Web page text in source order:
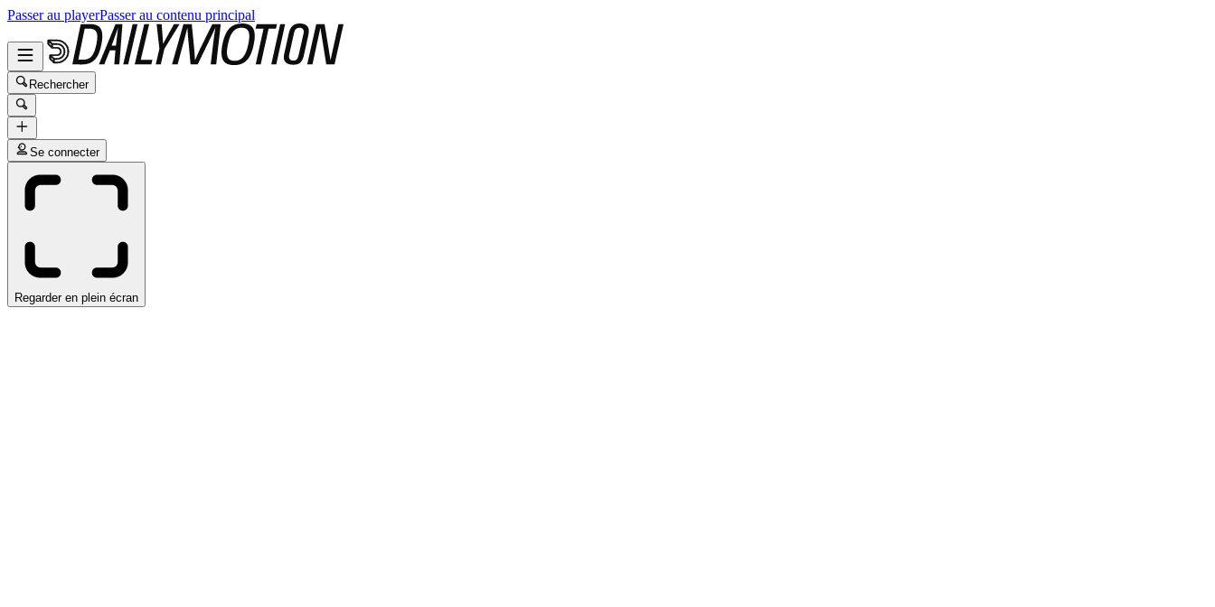
Passer au playerPasser au contenu principal
Rechercher
Se connecter
Regarder en plein écran